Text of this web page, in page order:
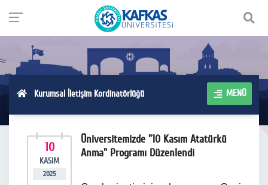
Kurumsal İletişim Kordinatörlüğü MENÜ
10
KASIM
2025
Üniversitemizde "10 Kasım Atatürkü
Anma" Programı Düzenlendi